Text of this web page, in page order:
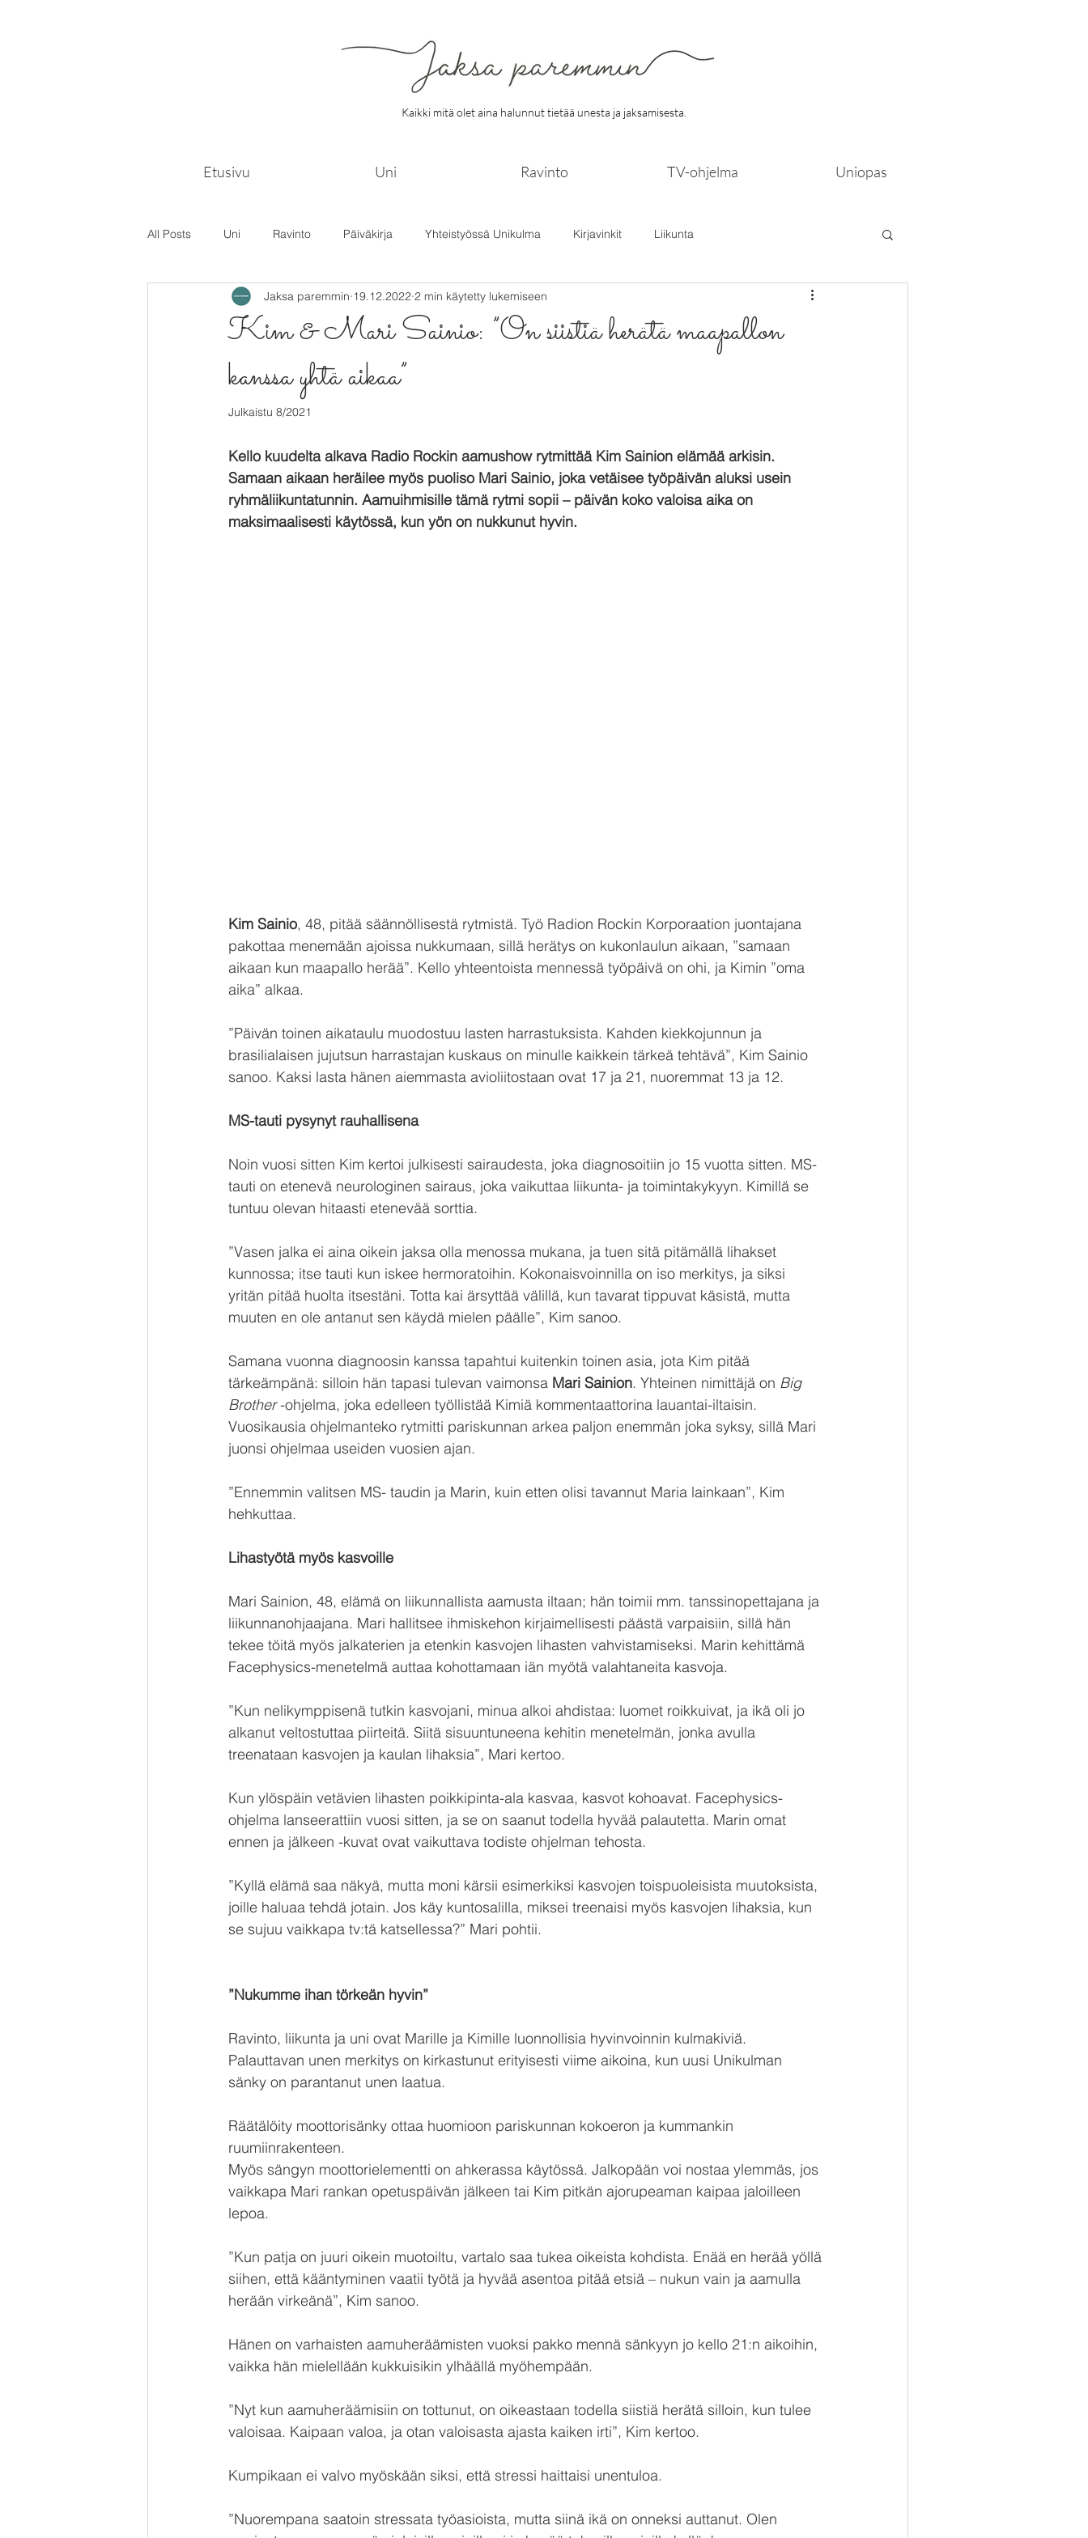
Kaikki mitä olet aina halunnut tietää unesta ja jaksamisesta.
Etusivu Uni Ravinto TV-ohjelma Uniopas
All Posts Uni Ravinto Päiväkirja Yhteistyössä Unikulma Kirjavinkit Liikunta
Kim & Mari Sainio: ”On siistiä herätä maapallon
kanssa yhtä aikaa”
Jaksa paremmin 19.12.2022 2 min käytetty lukemiseen
Julkaistu 8/2021
Kello kuudelta alkava Radio Rockin aamushow rytmittää Kim Sainion elämää arkisin.
Samaan aikaan heräilee myös puoliso Mari Sainio, joka vetäisee työpäivän aluksi usein
ryhmäliikuntatunnin. Aamuihmisille tämä rytmi sopii – päivän koko valoisa aika on
maksimaalisesti käytössä, kun yön on nukkunut hyvin.
Kim Sainio, 48, pitää säännöllisestä rytmistä. Työ Radion Rockin Korporaation juontajana
pakottaa menemään ajoissa nukkumaan, sillä herätys on kukonlaulun aikaan, ”samaan
aikaan kun maapallo herää”. Kello yhteentoista mennessä työpäivä on ohi, ja Kimin ”oma
aika” alkaa.
”Päivän toinen aikataulu muodostuu lasten harrastuksista. Kahden kiekkojunnun ja
brasilialaisen jujutsun harrastajan kuskaus on minulle kaikkein tärkeä tehtävä”, Kim Sainio
sanoo. Kaksi lasta hänen aiemmasta avioliitostaan ovat 17 ja 21, nuoremmat 13 ja 12.
MS-tauti pysynyt rauhallisena
Noin vuosi sitten Kim kertoi julkisesti sairaudesta, joka diagnosoitiin jo 15 vuotta sitten. MS-
tauti on etenevä neurologinen sairaus, joka vaikuttaa liikunta- ja toimintakykyyn. Kimillä se
tuntuu olevan hitaasti etenevää sorttia.
”Vasen jalka ei aina oikein jaksa olla menossa mukana, ja tuen sitä pitämällä lihakset
kunnossa; itse tauti kun iskee hermoratoihin. Kokonaisvoinnilla on iso merkitys, ja siksi
yritän pitää huolta itsestäni. Totta kai ärsyttää välillä, kun tavarat tippuvat käsistä, mutta
muuten en ole antanut sen käydä mielen päälle”, Kim sanoo.
Samana vuonna diagnoosin kanssa tapahtui kuitenkin toinen asia, jota Kim pitää
tärkeämpänä: silloin hän tapasi tulevan vaimonsa Mari Sainion. Yhteinen nimittäjä on Big
Brother -ohjelma, joka edelleen työllistää Kimiä kommentaattorina lauantai-iltaisin.
Vuosikausia ohjelmanteko rytmitti pariskunnan arkea paljon enemmän joka syksy, sillä Mari
juonsi ohjelmaa useiden vuosien ajan.
”Ennemmin valitsen MS- taudin ja Marin, kuin etten olisi tavannut Maria lainkaan”, Kim
hehkuttaa.
Lihastyötä myös kasvoille
Mari Sainion, 48, elämä on liikunnallista aamusta iltaan; hän toimii mm. tanssinopettajana ja
liikunnanohjaajana. Mari hallitsee ihmiskehon kirjaimellisesti päästä varpaisiin, sillä hän
tekee töitä myös jalkaterien ja etenkin kasvojen lihasten vahvistamiseksi. Marin kehittämä
Facephysics-menetelmä auttaa kohottamaan iän myötä valahtaneita kasvoja.
”Kun nelikymppisenä tutkin kasvojani, minua alkoi ahdistaa: luomet roikkuivat, ja ikä oli jo
alkanut veltostuttaa piirteitä. Siitä sisuuntuneena kehitin menetelmän, jonka avulla
treenataan kasvojen ja kaulan lihaksia”, Mari kertoo.
Kun ylöspäin vetävien lihasten poikkipinta-ala kasvaa, kasvot kohoavat. Facephysics-
ohjelma lanseerattiin vuosi sitten, ja se on saanut todella hyvää palautetta. Marin omat
ennen ja jälkeen -kuvat ovat vaikuttava todiste ohjelman tehosta.
”Kyllä elämä saa näkyä, mutta moni kärsii esimerkiksi kasvojen toispuoleisista muutoksista,
joille haluaa tehdä jotain. Jos käy kuntosalilla, miksei treenaisi myös kasvojen lihaksia, kun
se sujuu vaikkapa tv:tä katsellessa?” Mari pohtii.
”Nukumme ihan törkeän hyvin”
Ravinto, liikunta ja uni ovat Marille ja Kimille luonnollisia hyvinvoinnin kulmakiviä.
Palauttavan unen merkitys on kirkastunut erityisesti viime aikoina, kun uusi Unikulman
sänky on parantanut unen laatua.
Räätälöity moottorisänky ottaa huomioon pariskunnan kokoeron ja kummankin
ruumiinrakenteen.
Myös sängyn moottorielementti on ahkerassa käytössä. Jalkopään voi nostaa ylemmäs, jos
vaikkapa Mari rankan opetuspäivän jälkeen tai Kim pitkän ajorupeaman kaipaa jaloilleen
lepoa.
”Kun patja on juuri oikein muotoiltu, vartalo saa tukea oikeista kohdista. Enää en herää yöllä
siihen, että kääntyminen vaatii työtä ja hyvää asentoa pitää etsiä – nukun vain ja aamulla
herään virkeänä”, Kim sanoo.
Hänen on varhaisten aamuheräämisten vuoksi pakko mennä sänkyyn jo kello 21:n aikoihin,
vaikka hän mielellään kukkuisikin ylhäällä myöhempään.
”Nyt kun aamuheräämisiin on tottunut, on oikeastaan todella siistiä herätä silloin, kun tulee
valoisaa. Kaipaan valoa, ja otan valoisasta ajasta kaiken irti”, Kim kertoo.
Kumpikaan ei valvo myöskään siksi, että stressi haittaisi unentuloa.
”Nuorempana saatoin stressata työasioista, mutta siinä ikä on onneksi auttanut. Olen